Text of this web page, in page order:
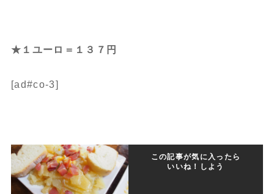
★１ユーロ＝１３７円
[ad#co-3]
この記事が気に入ったら
いいね！しよう